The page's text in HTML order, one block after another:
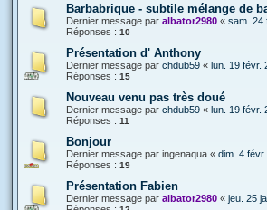
Barbabrique - subtile mélange de
Dernier message par albator2980 « sam. 24
Réponses : 10
Présentation d' Anthony
Dernier message par chdub59 « lun. 19 févr.
Réponses : 15
Nouveau venu pas très doué
Dernier message par chdub59 « lun. 19 févr.
Réponses : 11
Bonjour
Dernier message par ingenaqua « dim. 4
Réponses : 19
Présentation Fabien
Dernier message par albator2980 « jeu. 25